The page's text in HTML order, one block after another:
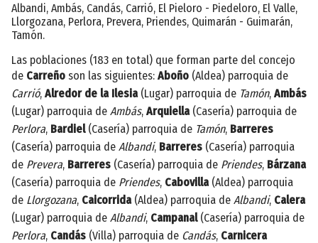
Albandi, Ambás, Candás, Carrió, El Pieloro - Piedeloro, El Valle,
Llorgozana, Perlora, Prevera, Priendes, Quimarán - Guimarán,
Tamón.
Las poblaciones (183 en total) que forman parte del concejo
de Carreño son las siguientes: Aboño (Aldea) parroquia de
Carrió, Alredor de la Ilesia(Lugar) parroquia de Tamón, Ambás
(Lugar) parroquia de Ambás, Arquiella(Casería) parroquia de
Perlora, Bardiel(Casería) parroquia de Tamón, Barreres
(Casería) parroquia de Albandi, Barreres (Casería) parroquia
de Prevera, Barreres (Casería) parroquia de Priendes, Bárzana
(Casería) parroquia de Priendes, Cabovilla(Aldea) parroquia
de Llorgozana, Caicorrida(Aldea) parroquia de Albandi, Calera
(Lugar) parroquia de Albandi, Campanal(Casería) parroquia de
Perlora, Candás (Villa) parroquia de Candás, Carnicera